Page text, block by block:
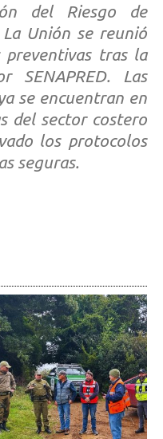
del Riesgo de
La Unión se reunió
preventivas tras la
Las
se encuentran en
del sector costero
los protocolos
seguras.